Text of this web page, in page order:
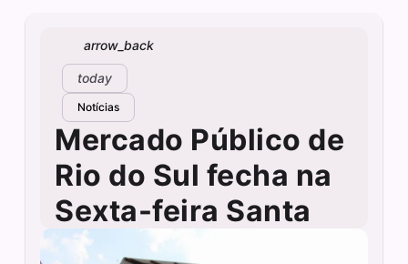
arrow_back
today
Notícias
Mercado Público de
Rio do Sul fecha na
Sexta-feira Santa